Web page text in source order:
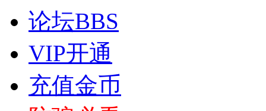
论坛BBS
VIP开通
充值金币